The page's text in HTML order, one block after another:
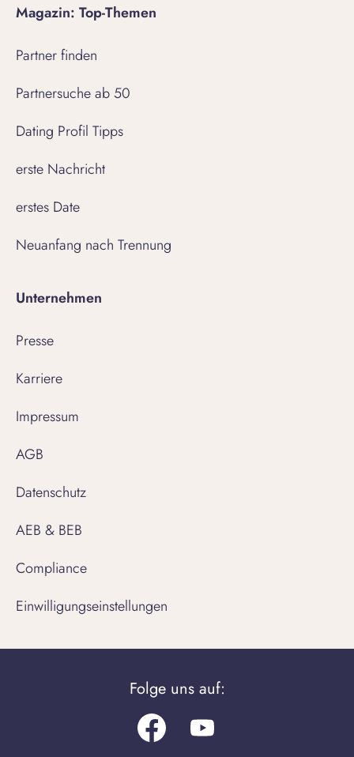
Magazin: Top-Themen
Partner finden
Partnersuche ab 50
Dating Profil Tipps
erste Nachricht
erstes Date
Neuanfang nach Trennung
Unternehmen
Presse
Karriere
Impressum
AGB
Datenschutz
AEB & BEB
Compliance
Einwilligungseinstellungen
Folge uns auf:
FacebookYoutube.com